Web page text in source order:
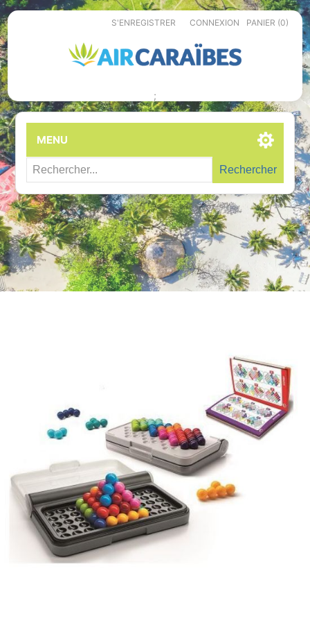
S'ENREGISTRER CONNEXION PANIER (0)
;
MENU
Rechercher